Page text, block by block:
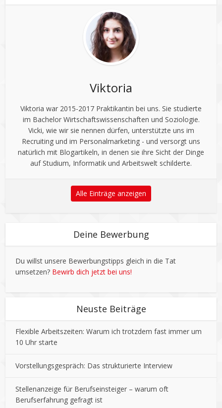
Viktoria
Viktoria war 2015-2017 Praktikantin bei uns. Sie studierte
im Bachelor Wirtschaftswissenschaften und Soziologie.
Vicki, wie wir sie nennen dürfen, unterstützte uns im
Recruiting und im Personalmarketing - und versorgt uns
natürlich mit Blogartikeln, in denen sie ihre Sicht der Dinge
auf Studium, Informatik und Arbeitswelt schilderte.
Alle Einträge anzeigen
Deine Bewerbung
Du willst unsere Bewerbungstipps gleich in die Tat
umsetzen? Bewirb dich jetzt bei uns!
Neuste Beiträge
Flexible Arbeitszeiten: Warum ich trotzdem fast immer um
10 Uhr starte
Vorstellungsgespräch: Das strukturierte Interview
Stellenanzeige für Berufseinsteiger – warum oft
Berufserfahrung gefragt ist